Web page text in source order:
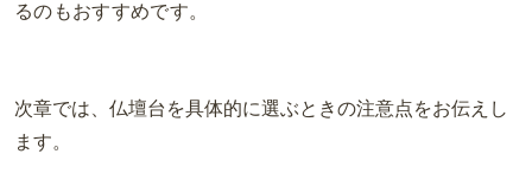
るのもおすすめです。
次章では、仏壇台を具体的に選ぶときの注意点をお伝えし
ます。